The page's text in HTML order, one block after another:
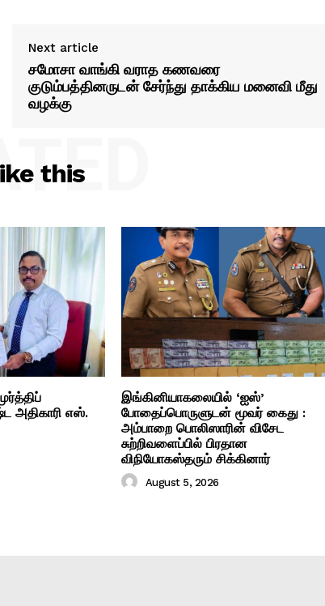
Next article
சமோசா வாங்கி வராத கணவரை
குடும்பத்தினருடன் சேர்ந்து தாக்கிய மனைவி மீது
வழக்கு
this
அதிகாரி எஸ்.
இங்கினியாகலையில் ‘ஐஸ்’
போதைப்பொருளுடன் மூவர் கைது :
அம்பாறை பொலிஸாரின் விசேட
சுற்றிவளைப்பில் பிரதான
விநியோகஸ்தரும் சிக்கினார்
August 5, 2026